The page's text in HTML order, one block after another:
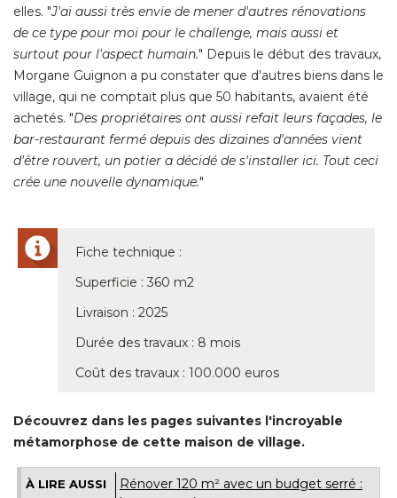
elles. "J'ai aussi très envie de mener d'autres rénovations
de ce type pour moi pour le challenge, mais aussi et
surtout pour l'aspect humain." Depuis le début des travaux,
Morgane Guignon a pu constater que d'autres biens dans le
village, qui ne comptait plus que 50 habitants, avaient été
achetés. "Des propriétaires ont aussi refait leurs façades, le
bar-restaurant fermé depuis des dizaines d'années vient
d'être rouvert, un potier a décidé de s'installer ici. Tout ceci
crée une nouvelle dynamique."
Fiche technique :
Superficie : 360 m2
Livraison : 2025
Durée des travaux : 8 mois
Coût des travaux : 100.000 euros
Découvrez dans les pages suivantes l'incroyable
métamorphose de cette maison de village.
À LIRE AUSSI
Rénover 120 m² avec un budget serré :